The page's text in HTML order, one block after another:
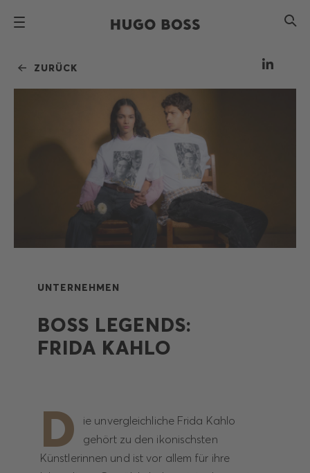
ZURÜCK
UNTERNEHMEN
BOSS LEGENDS:
FRIDA KAHLO
D
ie unvergleichliche Frida Kahlo
gehört zu den ikonischsten
Künstlerinnen und ist vor allem für ihre